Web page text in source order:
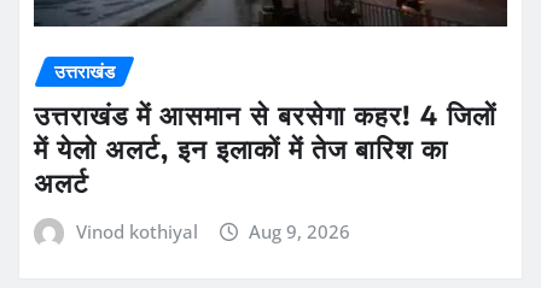
उत्तराखंड
उत्तराखंड में आसमान से बरसेगा कहर! 4 जिलों
में येलो अलर्ट, इन इलाकों में तेज बारिश का
अलर्ट
Vinod kothiyal Aug 9, 2026